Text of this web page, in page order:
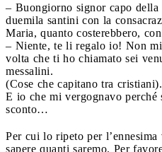
– Buongiorno signor capo
duemila santini con la
Maria, quanto costerebbero,
– Niente, te li regalo io! Non
volta che ti ho chiamato sei
messalini.
(Cose che capitano tra cristiani).
E io che mi vergognavo perché
sconto…
Per cui lo ripeto per
sapere quanti saremo. Per